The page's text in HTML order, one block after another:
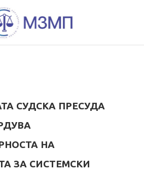
СУДСКА ПРЕСУДА
НА
ЗА СИСТЕМСКИ